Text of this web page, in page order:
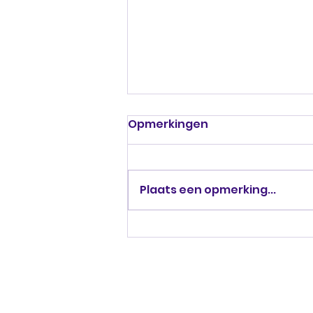
Partnership met Argis
Opmerkingen
Plaats een opmerking...